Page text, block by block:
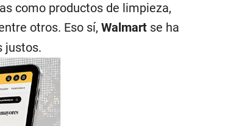
como productos de limpieza,
otros. Eso sí,Walmart se ha
justos.